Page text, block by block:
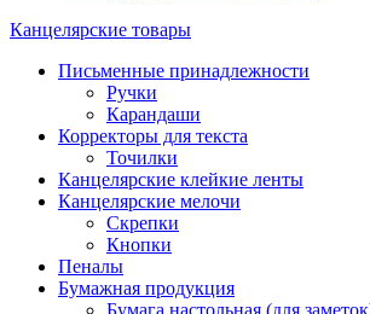
Канцелярские товары
Письменные принадлежности
Ручки
Карандаши
Корректоры для текста
Точилки
Канцелярские клейкие ленты
Канцелярские мелочи
Скрепки
Кнопки
Пеналы
Бумажная продукция
Бумага настольная (для